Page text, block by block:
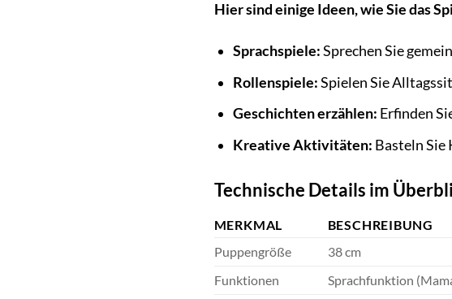
Hier sind einige Ideen, wie Sie das
Sprachspiele:Sprechen Sie
Rollenspiele:Spielen Sie
Geschichten erzählen: Erfinden
Kreative Aktivitäten: Basteln Sie
Technische Details im
MERKMAL
BESCHREIBUNG
Puppengröße
38 cm
Funktionen
Sprachfunktion